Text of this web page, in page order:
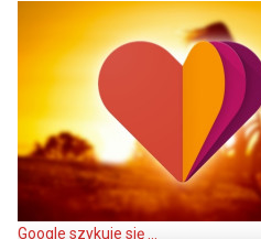
Google szykuje się ...